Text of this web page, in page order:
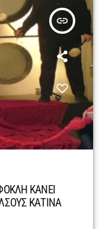
insert_link
ΚΑΝΕΙ
ΚΑΤΙΝΑ